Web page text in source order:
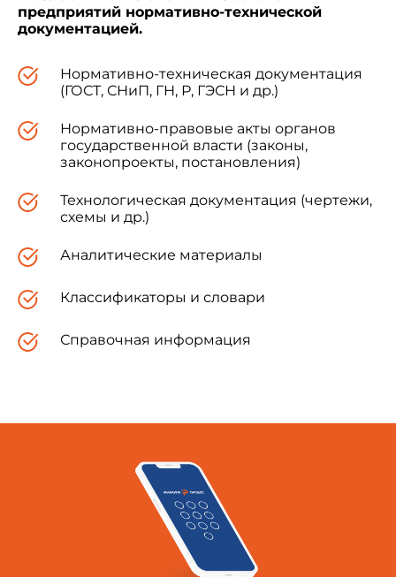
предприятий нормативно-технической
документацией.
Нормативно-техническая документация
(ГОСТ, СНиП, ГН, Р, ГЭСН и др.)
Нормативно-правовые акты органов
государственной власти (законы,
законопроекты, постановления)
Технологическая документация (чертежи,
схемы и др.)
Аналитические материалы
Классификаторы и словари
Справочная информация